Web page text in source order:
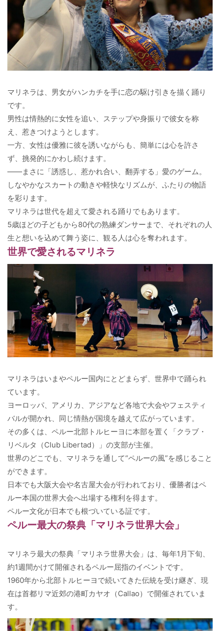
マリネラは、男女がハンカチを手に恋の駆け引きを描く踊り
です。
男性は情熱的に女性を追い、ステップや身振りで彼女を称
え、惹きつけようとします。
一方、女性は優雅に彼を誘いながらも、簡単には心を許さ
ず、挑発的にかわし続けます。
――まさに「誘惑し、惹かれ合い、翻弄する」愛のゲーム。
しなやかなスカートの動きや軽快なリズムが、ふたりの物語
を彩ります。
マリネラは世代を超えて愛される踊りでもあります。
5歳ほどの子どもから80代の熟練ダンサーまで、それぞれの人
生と想いを込めて舞う姿に、観る人は心を奪われます。
世界で愛されるマリネラ
マリネラはいまやペルー国内にとどまらず、世界中で踊られ
ています。
ヨーロッパ、アメリカ、アジアなど各地で大会やフェスティ
バルが開かれ、同じ情熱が国境を越えて広がっています。
その多くは、ペルー北部トルヒーヨに本部を置く「クラブ・
リベルタ（Club Libertad）」の支部が主催。
世界のどこでも、マリネラを通して“ペルーの風”を感じること
ができます。
日本でも大阪大会や名古屋大会が行われており、優勝者はペ
ルー本国の世界大会へ出場する権利を得ます。
ペルー文化が日本でも根づいている証です。
ペルー最大の祭典「マリネラ世界大会」
マリネラ最大の祭典「マリネラ世界大会」は、毎年1月下旬、
約1週間かけて開催されるペルー屈指のイベントです。
1960年から北部トルヒーヨで続いてきた伝統を受け継ぎ、現
在は首都リマ近郊の港町カヤオ（Callao）で開催されていま
す。